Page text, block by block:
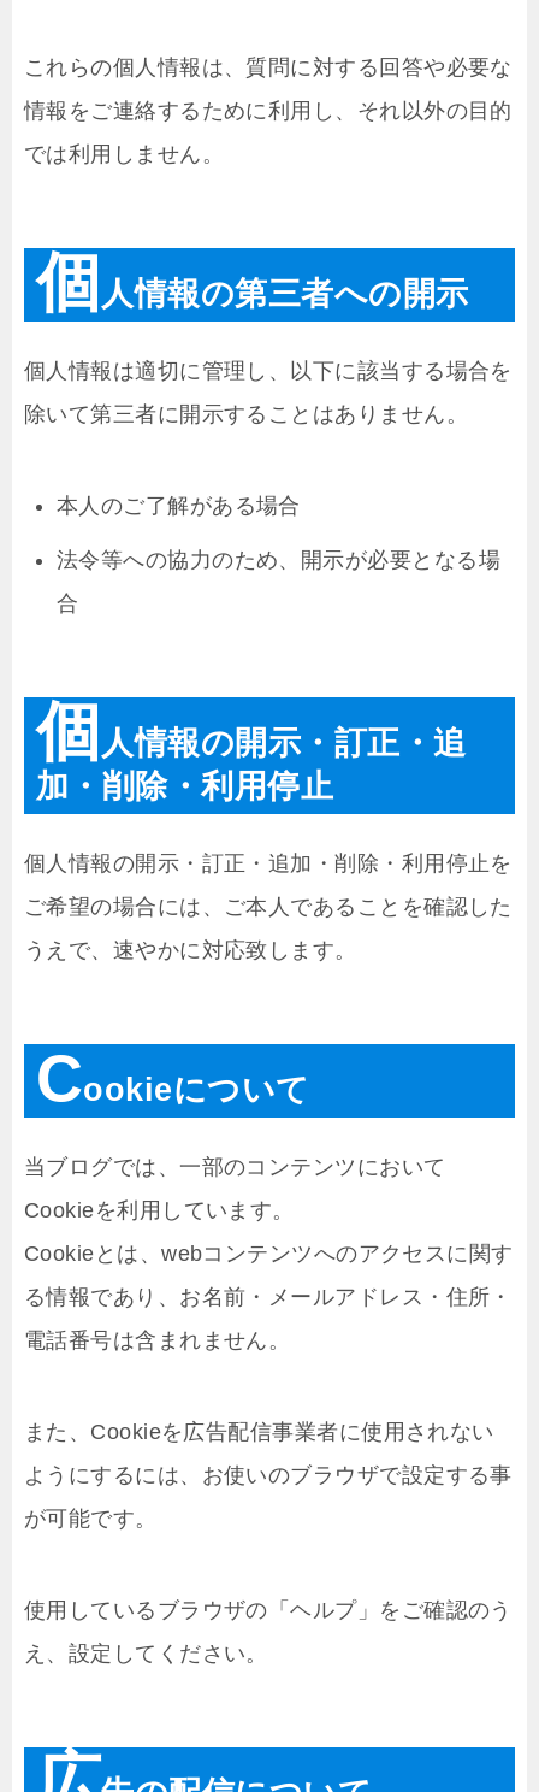
これらの個人情報は、質問に対する回答や必要な
情報をご連絡するために利用し、それ以外の目的
では利用しません。
個 人情報の第三者への開示
個人情報は適切に管理し、以下に該当する場合を
除いて第三者に開示することはありません。
本人のご了解がある場合
法令等への協力のため、開示が必要となる場
合
個 人情報の開示・訂正・追
加・削除・利用停止
個人情報の開示・訂正・追加・削除・利用停止を
ご希望の場合には、ご本人であることを確認した
うえで、速やかに対応致します。
Cookieについて
当ブログでは、一部のコンテンツにおいて
Cookieを利用しています。
Cookieとは、webコンテンツへのアクセスに関す
る情報であり、お名前・メールアドレス・住所・
電話番号は含まれません。
また、Cookieを広告配信事業者に使用されない
ようにするには、お使いのブラウザで設定する事
が可能です。
使用しているブラウザの「ヘルプ」をご確認のう
え、設定してください。